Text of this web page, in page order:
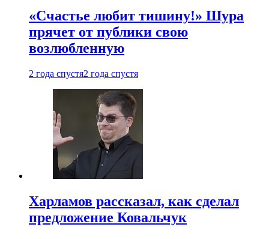
«Счастье любит тишину!» Шура
прячет от публики свою
возлюбленную
2 года спустя2 года спустя
Харламов рассказал, как сделал
предложение Ковальчук